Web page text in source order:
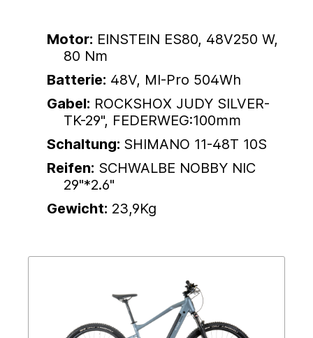
Motor: EINSTEIN ES80, 48V250 W,
80 Nm
Batterie: 48V, MI-Pro 504Wh
Gabel: ROCKSHOX JUDY SILVER-
TK-29", FEDERWEG:100mm
Schaltung: SHIMANO 11-48T 10S
Reifen: SCHWALBE NOBBY NIC
29"*2.6"
Gewicht: 23,9Kg